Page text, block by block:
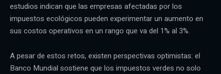
estudios indican que las empresas afectadas por los
impuestos ecológicos pueden experimentar un aumento en
sus costos operativos en un rango que va del 1% al 3%.
A pesar de estos retos, existen perspectivas optimistas: el
Banco Mundial sostiene que los impuestos verdes no solo